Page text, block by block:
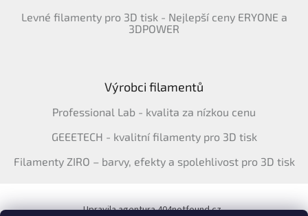
Levné filamenty pro 3D tisk - Nejlepší ceny ERYONE a
3DPOWER
Výrobci filamentů
Professional Lab - kvalita za nízkou cenu
GEEETECH - kvalitní filamenty pro 3D tisk
Filamenty ZIRO – barvy, efekty a spolehlivost pro 3D tisk
Upravila agentura 404notfound.cz